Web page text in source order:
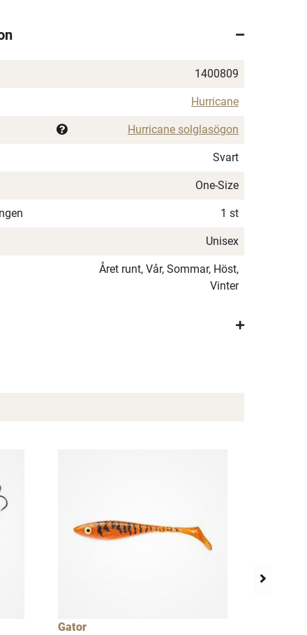
1400809
Hurricane
Hurricane solglasögon
Svart
One-Size
1 st
Unisex
Året runt, Vår, Sommar, Höst,
Vinter
Gator